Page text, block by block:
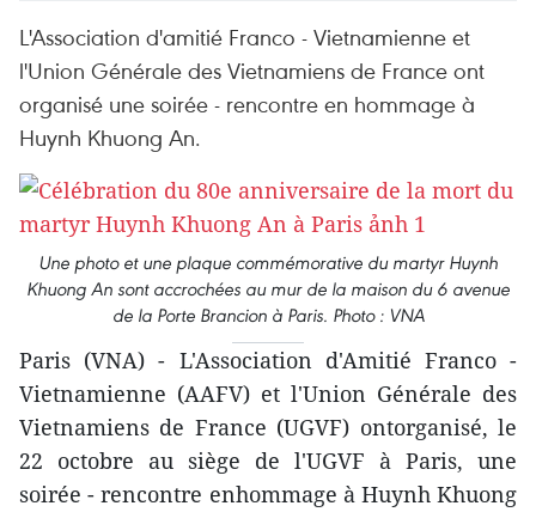
L'Association d'amitié Franco - Vietnamienne et
l'Union Générale des Vietnamiens de France ont
organisé une soirée - rencontre en hommage à
Huynh Khuong An.
Une photo et une plaque commémorative du martyr Huynh
Khuong An sont accrochées au mur de la maison du 6 avenue
de la Porte Brancion à Paris. Photo : VNA
Paris (VNA) - L'Association d'Amitié Franco -
Vietnamienne (AAFV) et l'Union Générale des
Vietnamiens de France (UGVF) ontorganisé, le
22 octobre au siège de l'UGVF à Paris, une
soirée - rencontre enhommage à Huynh Khuong